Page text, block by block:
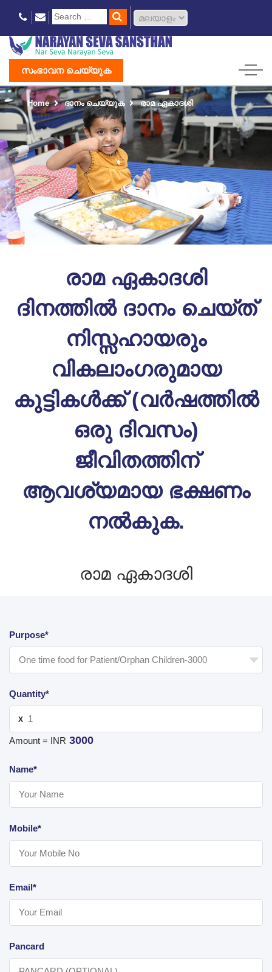
സംഭാവന ചെയ്യുക
Home ദാനം ചെയ്യുക രാമ ഏകാദശി
രാമ ഏകാദശി
ദിനത്തിൽ ദാനം ചെയ്ത്
നിസ്സഹായരും
വികലാംഗരുമായ
കുട്ടികൾക്ക് (വർഷത്തിൽ
ഒരു ദിവസം)
ജീവിതത്തിന്
ആവശ്യമായ ഭക്ഷണം
നൽകുക.
രാമ ഏകാദശി
Purpose*
Quantity*
X
Amount = INR 3000
Name*
Mobile*
Email*
Pancard